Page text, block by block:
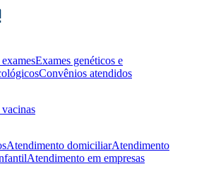
Exames genéticos e
Convênios atendidos
Atendimento domiciliarAtendimento
Atendimento em empresas